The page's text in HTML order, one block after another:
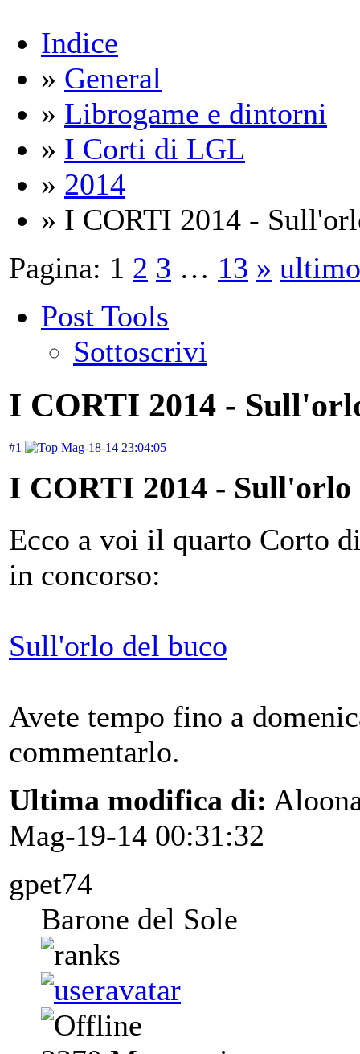
Indice
» General
» Librogame e dintorni
» I Corti di LGL
» 2014
» I CORTI 2014 -
Pagina: 1 2 3 … 13 » ultimo
Post Tools
Sottoscrivi
I CORTI 2014 -
#1 Mag-18-14 23:04:05
I CORTI 2014 - Sull'orlo
Ecco a voi il quarto Corto
in concorso:
Sull'orlo del buco
Avete tempo fino a
commentarlo.
Ultima modifica di:
Mag-19-14 00:31:32
gpet74
Barone del Sole